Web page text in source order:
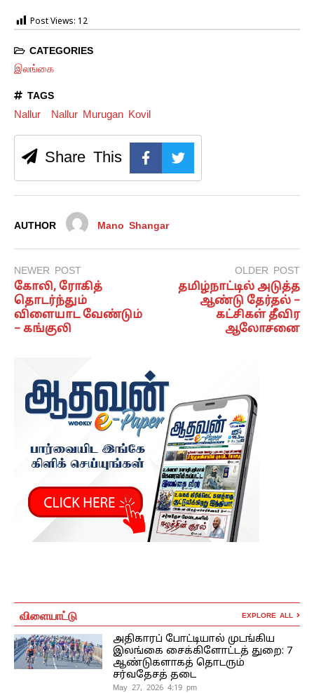
Post Views: 12
CATEGORIES
இலங்கை
TAGS
Nallur Nallur Murugan Kovil
Share This
AUTHOR Mano Shangar
NEWER POST
கோலி, ரோகித்
தொடர்ந்தும்
விளையாட வேண்டும்
– கங்குலி
OLDER POST
தமிழ்நாட்டில் அடுத்த
ஆண்டு தேர்தல் –
கட்சிகள் தீவிர
ஆலோசனை
விளையாட்டு EXPLORE ALL
அதிகாரப் போட்டியால் முடங்கிய
இலங்கை சைக்கிளோட்டத் துறை: 7
ஆண்டுகளாகத் தொடரும்
சர்வதேசத் தடை
May 27, 2026 4:19 pm